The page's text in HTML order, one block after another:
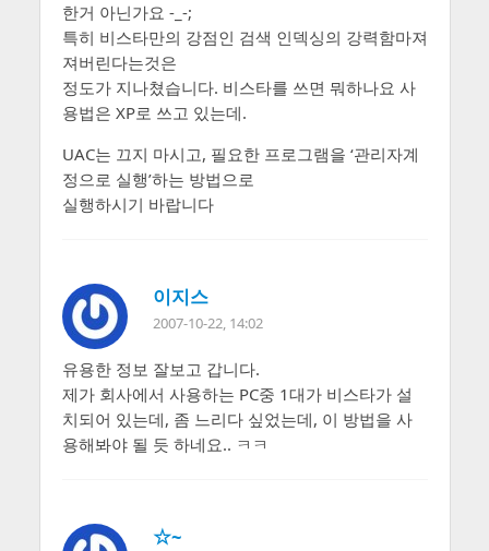
한거 아닌가요 -_-;
특히 비스타만의 강점인 검색 인덱싱의 강력함마져
져버린다는것은
정도가 지나쳤습니다. 비스타를 쓰면 뭐하나요 사
용법은 XP로 쓰고 있는데.
UAC는 끄지 마시고, 필요한 프로그램을 ‘관리자계
정으로 실행’하는 방법으로
실행하시기 바랍니다
이지스
2007-10-22, 14:02
유용한 정보 잘보고 갑니다.
제가 회사에서 사용하는 PC중 1대가 비스타가 설
치되어 있는데, 좀 느리다 싶었는데, 이 방법을 사
용해봐야 될 듯 하네요.. ㅋㅋ
☆~